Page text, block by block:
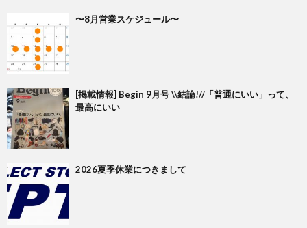
〜8月営業スケジュール〜
[掲載情報] Begin 9月号 \\結論!//「普通にいい」って、
最高にいい
2026夏季休業につきまして